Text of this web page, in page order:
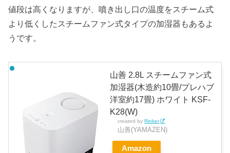
値段は高くなりますが、噴き出し口の温度をスチーム式
より低くしたスチームファン式タイプの加湿器もあるよ
うです。
山善 2.8L スチームファン式
加湿器(木造約10畳/プレハブ
洋室約17畳) ホワイト KSF-
K28(W)
created byRinker
山善(YAMAZEN)
Amazon